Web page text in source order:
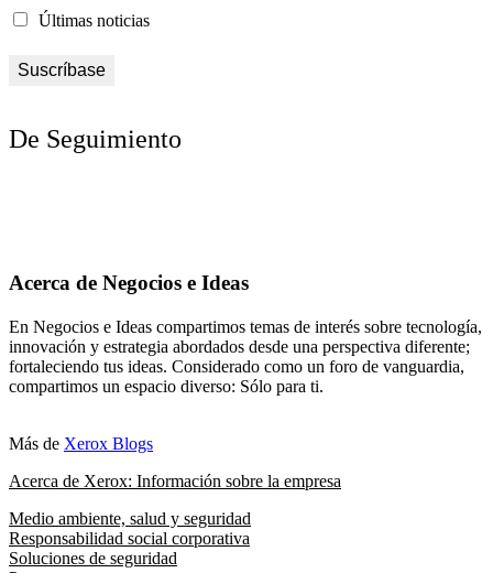
Últimas noticias
De Seguimiento
Acerca de Negocios e Ideas
En Negocios e Ideas compartimos temas de interés sobre tecnología,
innovación y estrategia abordados desde una perspectiva diferente;
fortaleciendo tus ideas. Considerado como un foro de vanguardia,
compartimos un espacio diverso: Sólo para ti.
Más de Xerox Blogs
Acerca de Xerox: Información sobre la empresa
Medio ambiente, salud y seguridad
Responsabilidad social corporativa
Soluciones de seguridad